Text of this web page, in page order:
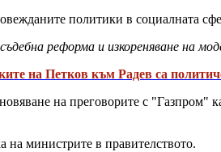
политики в социалната
реформа и изкореняване на
на Петков към Радев са
на преговорите с
министрите в правителството.